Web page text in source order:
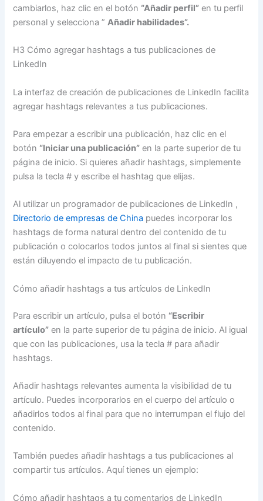
cambiarlos, haz clic en el botón “Añadir perfil” en tu perfil
personal y selecciona ”Añadir habilidades”.
H3 Cómo agregar hashtags a tus publicaciones de
LinkedIn
La interfaz de creación de publicaciones de LinkedIn facilita
agregar hashtags relevantes a tus publicaciones.
Para empezar a escribir una publicación, haz clic en el
botón “Iniciar una publicación” en la parte superior de tu
página de inicio. Si quieres añadir hashtags, simplemente
pulsa la tecla # y escribe el hashtag que elijas.
Al utilizar un programador de publicaciones de LinkedIn ,
Directorio de empresas de China puedes incorporar los
hashtags de forma natural dentro del contenido de tu
publicación o colocarlos todos juntos al final si sientes que
están diluyendo el impacto de tu publicación.
Cómo añadir hashtags a tus artículos de LinkedIn
Para escribir un artículo, pulsa el botón “Escribir
artículo” en la parte superior de tu página de inicio. Al igual
que con las publicaciones, usa la tecla # para añadir
hashtags.
Añadir hashtags relevantes aumenta la visibilidad de tu
artículo. Puedes incorporarlos en el cuerpo del artículo o
añadirlos todos al final para que no interrumpan el flujo del
contenido.
También puedes añadir hashtags a tus publicaciones al
compartir tus artículos. Aquí tienes un ejemplo:
Cómo añadir hashtags a tu comentarios de LinkedIn